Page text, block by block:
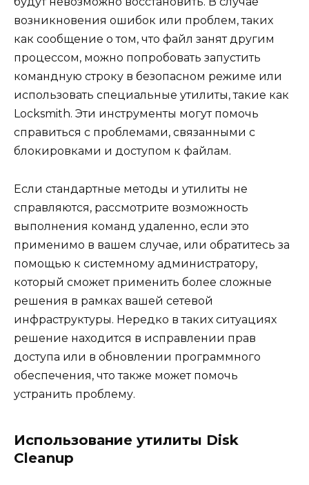
возникновения ошибок или проблем, таких
как сообщение о том, что файл занят другим
процессом, можно попробовать запустить
командную строку в безопасном режиме или
использовать специальные утилиты, такие как
Locksmith. Эти инструменты могут помочь
справиться с проблемами, связанными с
блокировками и доступом к файлам.
Если стандартные методы и утилиты не
справляются, рассмотрите возможность
выполнения команд удаленно, если это
применимо в вашем случае, или обратитесь за
помощью к системному администратору,
который сможет применить более сложные
решения в рамках вашей сетевой
инфраструктуры. Нередко в таких ситуациях
решение находится в исправлении прав
доступа или в обновлении программного
обеспечения, что также может помочь
устранить проблему.
Использование утилиты Disk
Cleanup